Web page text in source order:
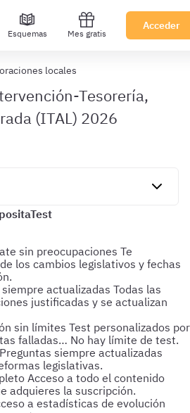
Esquemas Mes gratis
Acceder
locales
Tesorería,
(ITAL) 2026
sin preocupaciones Te
los cambios legislativos y fechas
actualizadas Todas las
justificadas y se actualizan
sin límites Test personalizados por
falladas… No hay límite de test.
Preguntas siempre actualizadas
legislativas.
Acceso a todo el contenido
adquieres la suscripción.
a estadísticas de evolución